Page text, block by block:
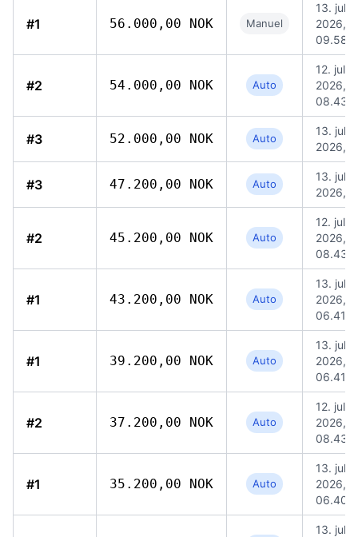
#1 56.000,00 NOK Manuel
13. jul.
2026,
09.58
#2 54.000,00 NOK Auto
12. jul.
2026,
08.43
#3 52.000,00 NOK Auto
13. jul.
2026,
#3 47.200,00 NOK Auto
13. jul.
2026,
#2 45.200,00 NOK Auto
12. jul.
2026,
08.43
#1 43.200,00 NOK Auto
13. jul.
2026,
06.41
#1 39.200,00 NOK Auto
13. jul.
2026,
06.41
#2 37.200,00 NOK Auto
12. jul.
2026,
08.43
#1 35.200,00 NOK Auto
13. jul.
2026,
06.40
13. jul.